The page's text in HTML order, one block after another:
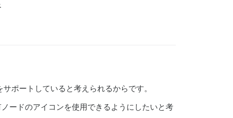
ポートしていると考えられるからです。
ードのアイコンを使用できるようにしたいと考